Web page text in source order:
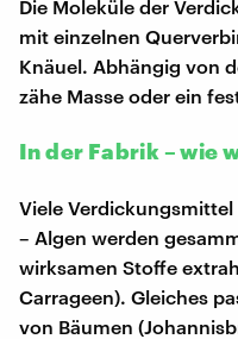
Die Moleküle der
mit einzelnen
Knäuel. Abhängig von
zähe Masse oder ein
In der Fabrik – wie
Viele
– Algen werden
wirksamen Stoffe
Carrageen). Gleiches
von Bäumen